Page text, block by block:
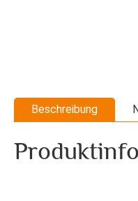
Beschreibung